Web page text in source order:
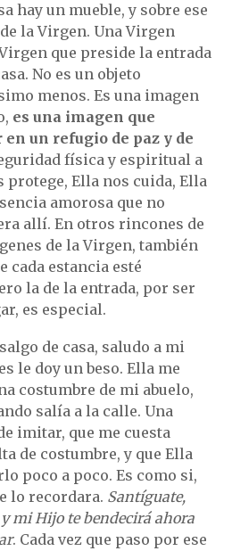
hay un mueble, y sobre ese
la Virgen. Una Virgen
que preside la entrada
No es un objeto
menos. Es una imagen
es una imagen que
un refugio de paz y de
física y espiritual a
protege, Ella nos cuida, Ella
amorosa que no
allí. En otros rincones de
de la Virgen, también
cada estancia esté
la de la entrada, por ser
es especial.
de casa, saludo a mi
le doy un beso. Ella me
costumbre de mi abuelo,
salía a la calle. Una
imitar, que me cuesta
de costumbre, y que Ella
poco a poco. Es como si,
lo recordara. Santíguate,
mi Hijo te bendecirá ahora
. Cada vez que paso por ese